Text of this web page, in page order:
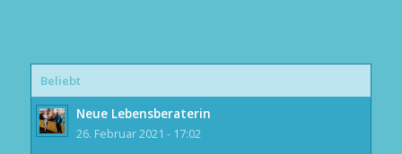
Beliebt
Neue Lebensberaterin
26. Februar 2021 - 17:02